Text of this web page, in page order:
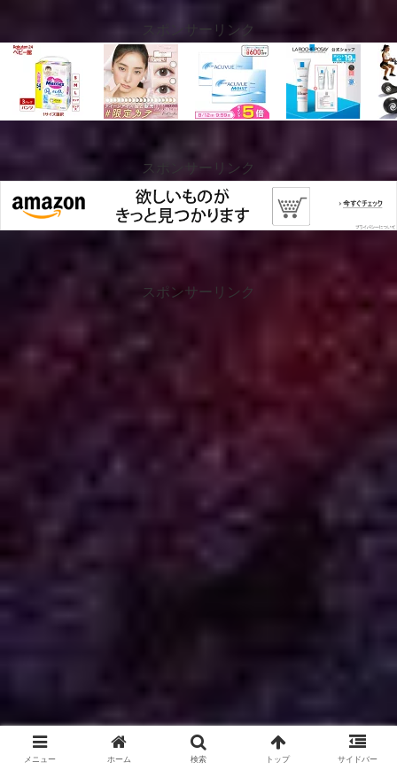
スポンサーリンク
スポンサーリンク
スポンサーリンク
メニュー ホーム 検索 トップ サイドバー